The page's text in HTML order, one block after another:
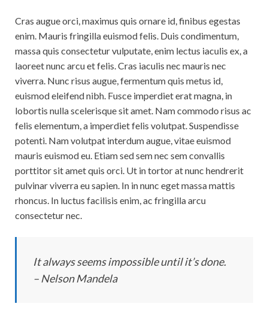
Cras augue orci, maximus quis ornare id, finibus egestas
enim. Mauris fringilla euismod felis. Duis condimentum,
massa quis consectetur vulputate, enim lectus iaculis ex, a
laoreet nunc arcu et felis. Cras iaculis nec mauris nec
viverra. Nunc risus augue, fermentum quis metus id,
euismod eleifend nibh. Fusce imperdiet erat magna, in
lobortis nulla scelerisque sit amet. Nam commodo risus ac
felis elementum, a imperdiet felis volutpat. Suspendisse
potenti. Nam volutpat interdum augue, vitae euismod
mauris euismod eu. Etiam sed sem nec sem convallis
porttitor sit amet quis orci. Ut in tortor at nunc hendrerit
pulvinar viverra eu sapien. In in nunc eget massa mattis
rhoncus. In luctus facilisis enim, ac fringilla arcu
consectetur nec.
It always seems impossible until it’s done.
– Nelson Mandela